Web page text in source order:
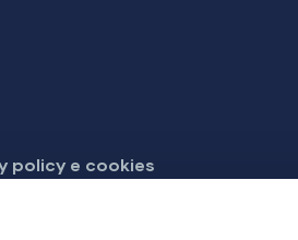
policy e cookies